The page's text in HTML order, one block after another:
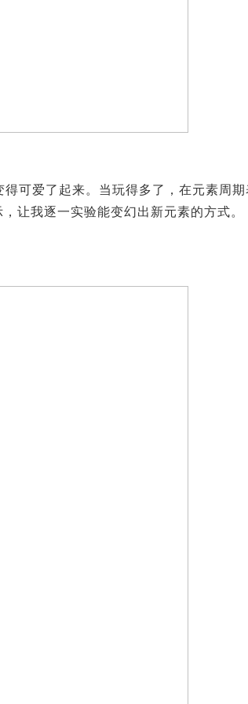
可爱了起来。当玩得多了，在元素周期
让我逐一实验能变幻出新元素的方式。